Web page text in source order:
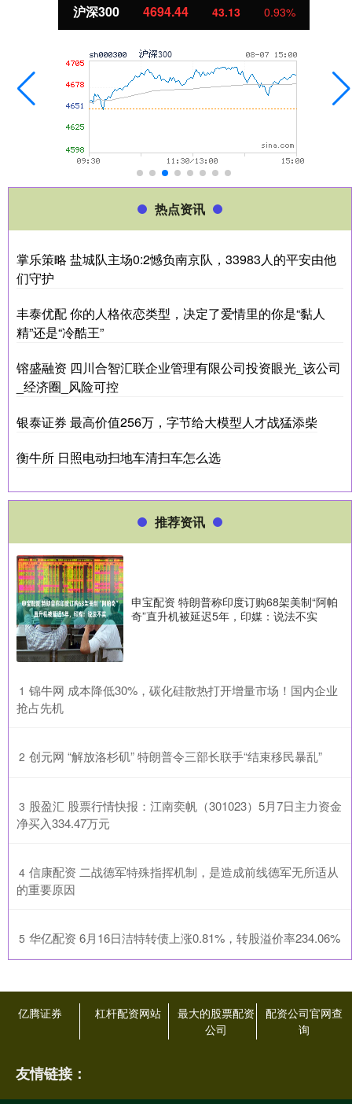
4694.44 43.13 0.93%
热点资讯
掌乐策略 盐城队主场0:2憾负南京队，33983人的平安由他
们守护
丰泰优配 你的人格依恋类型，决定了爱情里的你是“黏人
精”还是“冷酷王”
镕盛融资 四川合智汇联企业管理有限公司投资眼光_该公司
_经济圈_风险可控
银泰证券 最高价值256万，字节给大模型人才战猛添柴
衡牛所 日照电动扫地车清扫车怎么选
推荐资讯
申宝配资 特朗普称印度订购68架美制“阿帕
奇”直升机被延迟5年，印媒：说法不实
1 ​锦牛网 成本降低30%，碳化硅散热打开增量市场！国内企业
抢占先机
2 ​创元网 “解放洛杉矶” 特朗普令三部长联手“结束移民暴乱”
3 ​股盈汇 股票行情快报：江南奕帆（301023）5月7日主力资金
净买入334.47万元
4 ​信康配资 二战德军特殊指挥机制，是造成前线德军无所适从
的重要原因
5 ​华亿配资 6月16日洁特转债上涨0.81%，转股溢价率234.06%
亿腾证券 杠杆配资网站
最大的股票配资
公司
配资公司官网查
询
友情链接：